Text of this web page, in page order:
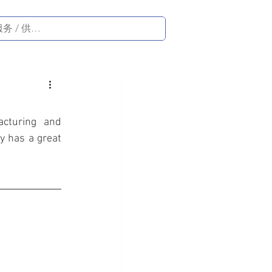
and
has a great